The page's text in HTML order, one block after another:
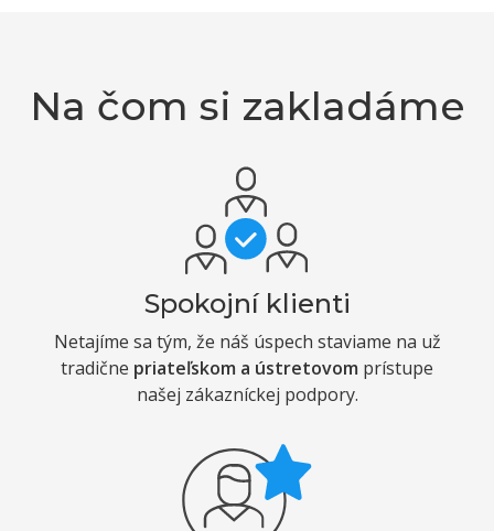
Na čom si zakladáme
Spokojní klienti
Netajíme sa tým, že náš úspech staviame na už
tradične priateľskom a ústretovom prístupe
našej zákazníckej podpory.